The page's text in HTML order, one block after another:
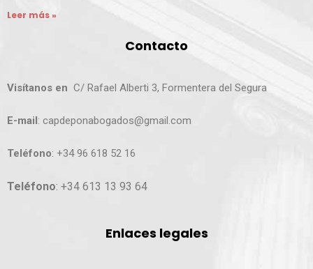
Leer más »
Contacto
Visítanos en C/ Rafael Alberti 3, Formentera del Segura
E-mail: capdeponabogados@gmail.com
Teléfono: +34 96 618 52 16
Teléfono: +34 613 13 93 64
Enlaces legales